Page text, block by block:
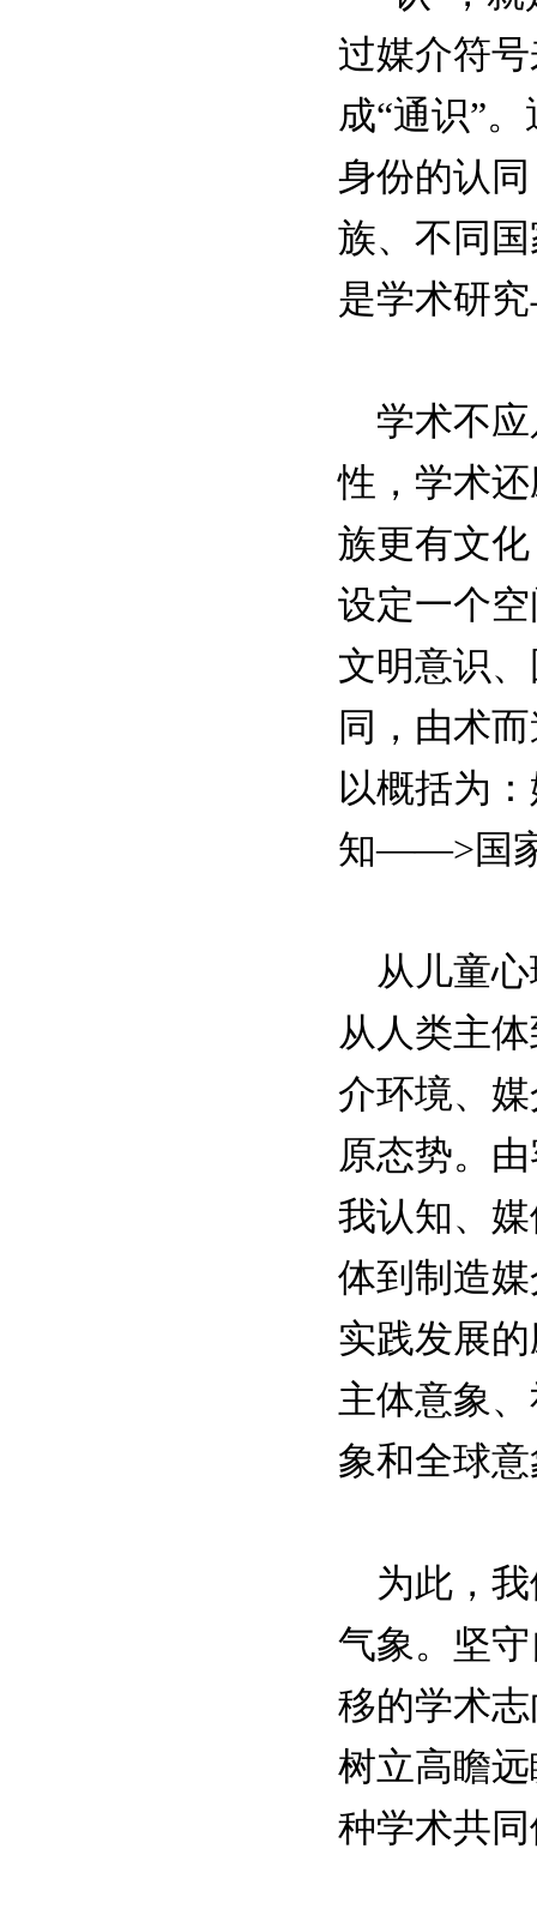
过媒介符
成“通识”
身份的认
族、不同
是学术研
学术不应
性，学术
族更有文
设定一个
文明意识
同，由术
以概括为
知——>国
从儿童心
从人类主
介环境、
原态势。
我认知、
体到制造
实践发展
主体意象
象和全球
为此，我
气象。坚
移的学术
树立高瞻
种学术共